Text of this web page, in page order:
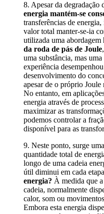
8. Apesar da degradação
energia mantém-se
transferências de
valor total manter-se-ia
utilizada uma abordagem
da roda de pás de Joule
uma substância, mas
experiência
desenvolvimento do
apesar de o próprio Joule
No entanto, em
energia através de
maximizar as
podemos controlar a
disponível para as
9. Neste ponto, surge
quantidade total de
longo de uma cadeia
útil diminui em cada
energia? À medida que
cadeia, normalmente
calor, som ou
Embora esta energia